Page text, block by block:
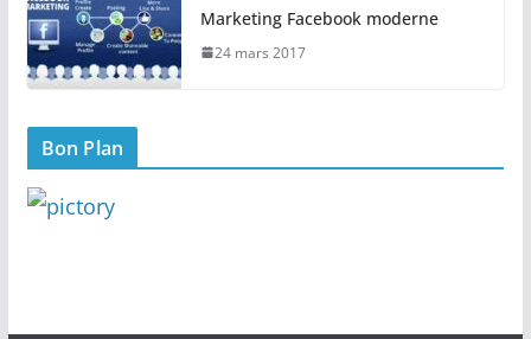
Marketing Facebook moderne
24 mars 2017
Bon Plan